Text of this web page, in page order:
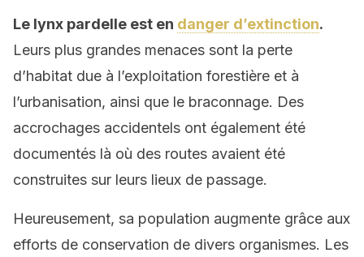
Le lynx pardelle est en danger d’extinction.
Leurs plus grandes menaces sont la perte
d’habitat due à l’exploitation forestière et à
l’urbanisation, ainsi que le braconnage. Des
accrochages accidentels ont également été
documentés là où des routes avaient été
construites sur leurs lieux de passage.
Heureusement, sa population augmente grâce aux
efforts de conservation de divers organismes. Les